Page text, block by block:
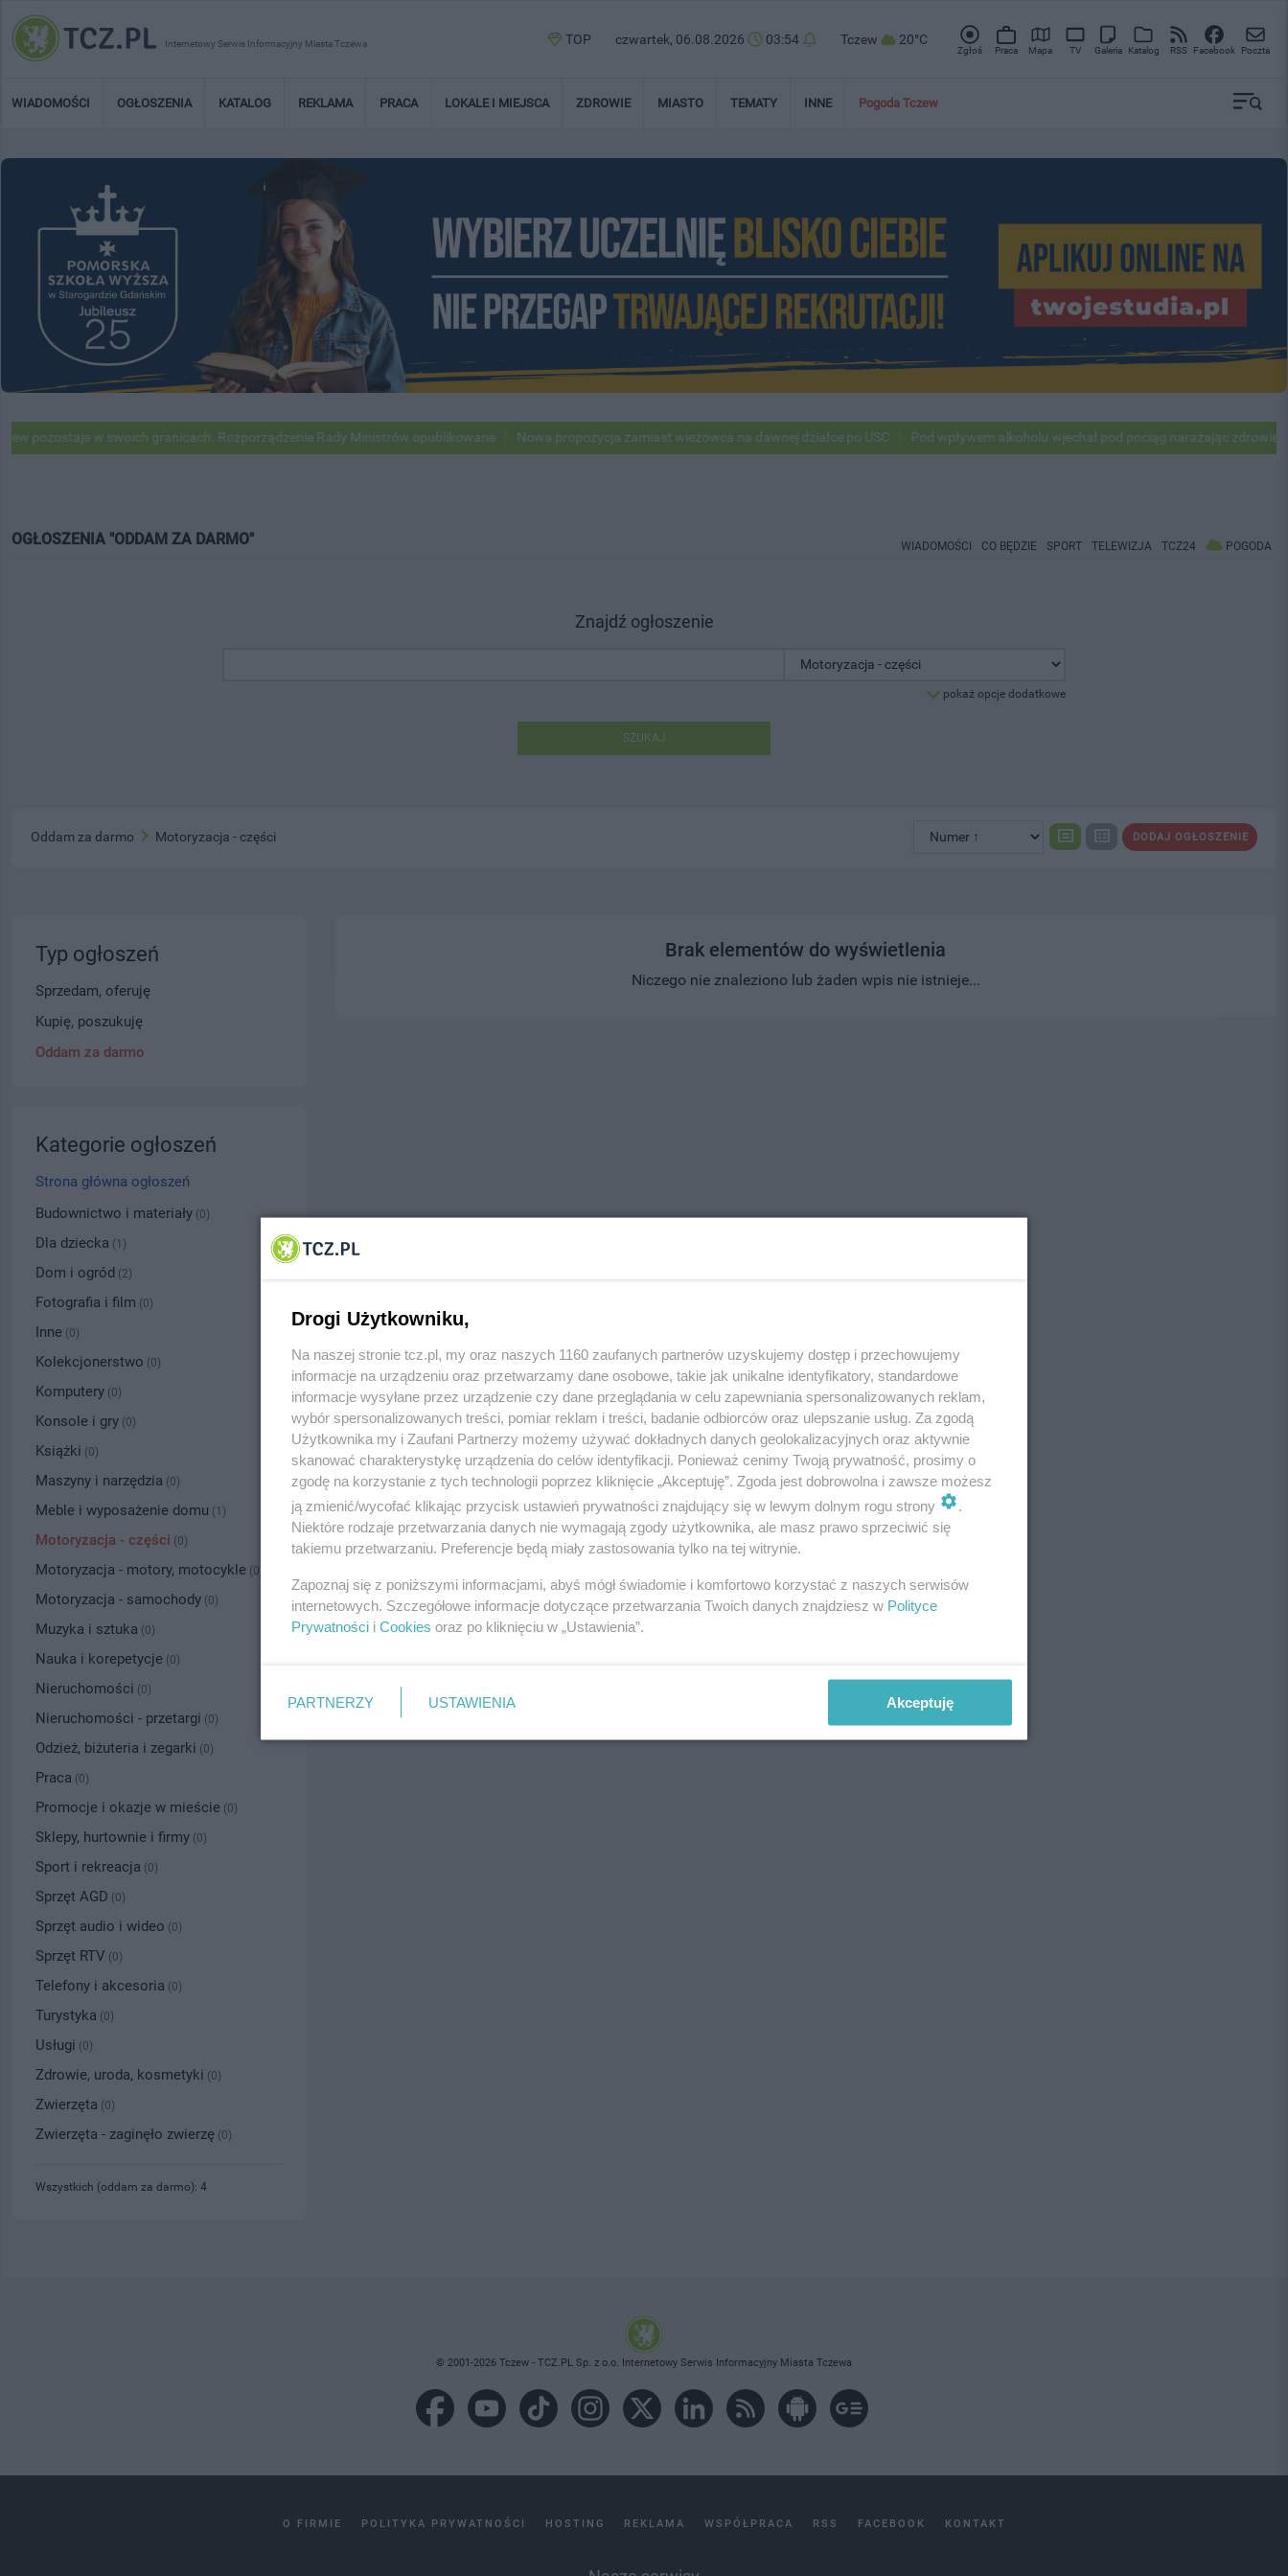
Internetowy Serwis Informacyjny Miasta Tczewa TOP czwartek, 06.08.2026 03:54 Tczew 20°C
Zgłoś Praca Mapa TV Galeria Katalog RSS Facebook Poczta
WIADOMOŚCI OGŁOSZENIA KATALOG REKLAMA PRACA LOKALE I MIEJSCA ZDROWIE MIASTO TEMATY INNE Pogoda Tczew
pozostaje w swoich granicach. Rozporządzenie Rady Ministrów opublikowane Nowa propozycja zamiast wieżowca na dawnej działce po USC Pod wpływem alkoholu wjechał pod pociąg narażając zdrowie i
OGŁOSZENIA "ODDAM ZA DARMO" WIADOMOŚCI CO BĘDZIE SPORT TELEWIZJA TCZ24 POGODA
Znajdź ogłoszenie
pokaż opcje dodatkowe
SZUKAJ
DODAJ OGŁOSZENIE
Oddam za darmo Motoryzacja - części
Brak elementów do wyświetlenia
Niczego nie znaleziono lub żaden wpis nie istnieje...
Typ ogłoszeń
Sprzedam, oferuję
Kupię, poszukuję
Oddam za darmo
Kategorie ogłoszeń
Strona główna ogłoszeń
Budownictwo i materiały (0)
Dla dziecka (1)
Dom i ogród (2)
Fotografia i film (0)
Inne (0)
Kolekcjonerstwo (0)
Komputery (0)
Konsole i gry (0)
Książki (0)
Maszyny i narzędzia (0)
Meble i wyposażenie domu (1)
Motoryzacja - części (0)
Motoryzacja - motory, motocykle (0)
Motoryzacja - samochody (0)
Muzyka i sztuka (0)
Nauka i korepetycje (0)
Nieruchomości (0)
Nieruchomości - przetargi (0)
Odzież, biżuteria i zegarki (0)
Praca (0)
Promocje i okazje w mieście (0)
Sklepy, hurtownie i firmy (0)
Sport i rekreacja (0)
Sprzęt AGD (0)
Sprzęt audio i wideo (0)
Sprzęt RTV (0)
Telefony i akcesoria (0)
Turystyka (0)
Usługi (0)
Zdrowie, uroda, kosmetyki (0)
Zwierzęta (0)
Zwierzęta - zaginęło zwierzę (0)
Wszystkich (oddam za darmo): 4
© 2001-2026 Tczew - TCZ.PL Sp. z o.o. Internetowy Serwis Informacyjny Miasta Tczewa
O FIRMIE POLITYKA PRYWATNOŚCI HOSTING REKLAMA WSPÓŁPRACA RSS FACEBOOK KONTAKT
Drogi Użytkowniku,
Na naszej stronie tcz.pl, my oraz naszych 1160 zaufanych partnerów uzyskujemy dostęp i przechowujemy
informacje na urządzeniu oraz przetwarzamy dane osobowe, takie jak unikalne identyfikatory, standardowe
informacje wysyłane przez urządzenie czy dane przeglądania w celu zapewniania spersonalizowanych reklam,
wybór spersonalizowanych treści, pomiar reklam i treści, badanie odbiorców oraz ulepszanie usług. Za zgodą
Użytkownika my i Zaufani Partnerzy możemy używać dokładnych danych geolokalizacyjnych oraz aktywnie
skanować charakterystykę urządzenia do celów identyfikacji. Ponieważ cenimy Twoją prywatność, prosimy o
zgodę na korzystanie z tych technologii poprzez kliknięcie „Akceptuję”. Zgoda jest dobrowolna i zawsze możesz
ją zmienić/wycofać klikając przycisk ustawień prywatności znajdujący się w lewym dolnym rogu strony
Niektóre rodzaje przetwarzania danych nie wymagają zgody użytkownika, ale masz prawo sprzeciwić się
takiemu przetwarzaniu. Preferencje będą miały zastosowania tylko na tej witrynie.
Zapoznaj się z poniższymi informacjami, abyś mógł świadomie i komfortowo korzystać z naszych serwisów
internetowych. Szczegółowe informacje dotyczące przetwarzania Twoich danych znajdziesz w Polityce
Prywatności i Cookies oraz po kliknięciu w „Ustawienia”.
PARTNERZY USTAWIENIA Akceptuję